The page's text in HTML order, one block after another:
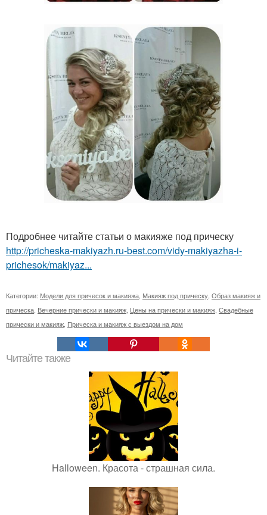
Подробнее читайте статьи о макияже под прическу
http://pricheska-makiyazh.ru-best.com/vidy-makiyazha-i-
prichesok/makiyaz...
Категории: Модели для причесок и макияжа Макияж под прическу Образ макияж и
прическа Вечерние прически и макияж Цены на прически и макияж Свадебные
прически и макияж Прическа и макияж с выездом на дом
Читайте также
Halloween. Красота - страшная сила.